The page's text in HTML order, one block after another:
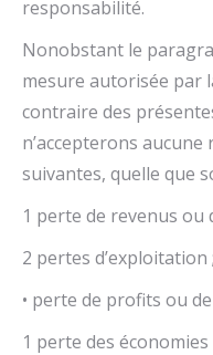
responsabilité.
Nonobstant le
mesure autorisée par
contraire des
n’accepterons
suivantes, quelle que
1 perte de revenus ou
2 pertes d’exploitation ;
• perte de profits ou
1 perte des